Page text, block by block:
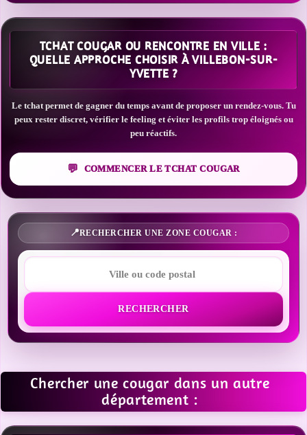
TCHAT COUGAR OU RENCONTRE EN VILLE :
QUELLE APPROCHE CHOISIR À VILLEBON-SUR-
YVETTE ?
Le tchat permet de gagner du temps avant de proposer un rendez-vous. Tu
peux rester discret, vérifier le feeling et éviter les profils trop éloignés ou
peu réactifs.
COMMENCER LE TCHAT COUGAR
RECHERCHER UNE ZONE COUGAR :
RECHERCHER
Chercher une cougar dans un autre
département :